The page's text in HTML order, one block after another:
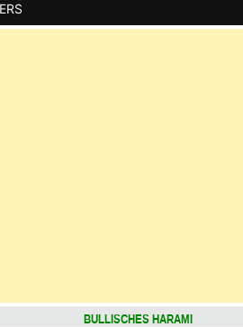
BULLISCHES HARAMI